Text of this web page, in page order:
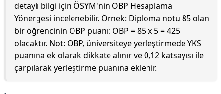
detaylı bilgi için ÖSYM'nin OBP Hesaplama
Yönergesi incelenebilir. Örnek: Diploma notu 85 olan
bir öğrencinin OBP puanı: OBP = 85 x 5 = 425
olacaktır. Not: OBP, üniversiteye yerleştirmede YKS
puanına ek olarak dikkate alınır ve 0,12 katsayısı ile
çarpılarak yerleştirme puanına eklenir.